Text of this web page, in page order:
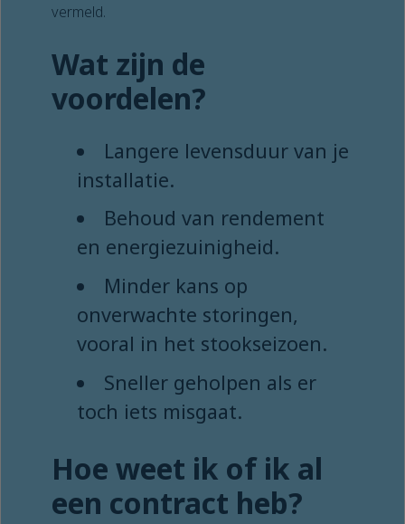
vermeld.
Wat zijn de
voordelen?
Langere levensduur van je
installatie.
Behoud van rendement
en energiezuinigheid.
Minder kans op
onverwachte storingen,
vooral in het stookseizoen.
Sneller geholpen als er
toch iets misgaat.
Hoe weet ik of ik al
een contract heb?